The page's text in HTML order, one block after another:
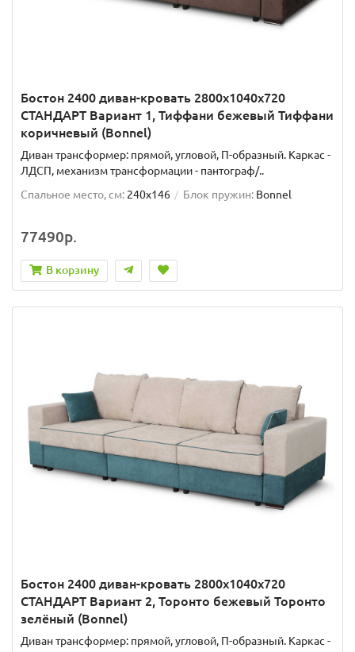
Бостон 2400 диван-кровать 2800х1040х720
СТАНДАРТ Вариант 1, Тиффани бежевый Тиффани
коричневый (Bonnel)
Диван трансформер: прямой, угловой, П-образный. Каркас -
ЛДСП, механизм трансформации - пантограф/..
Спальное место, см: 240x146 Блок пружин: Bonnel
77490р.
В корзину
Бостон 2400 диван-кровать 2800х1040х720
СТАНДАРТ Вариант 2, Торонто бежевый Торонто
зелёный (Bonnel)
Диван трансформер: прямой, угловой, П-образный. Каркас -